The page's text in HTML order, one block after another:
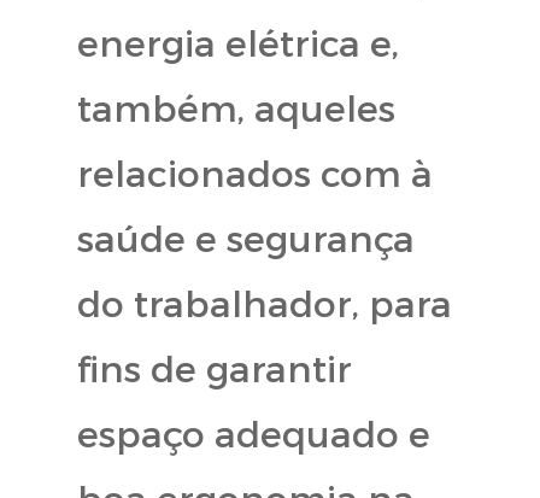
energia elétrica e,
também, aqueles
relacionados com à
saúde e segurança
do trabalhador, para
fins de garantir
espaço adequado e